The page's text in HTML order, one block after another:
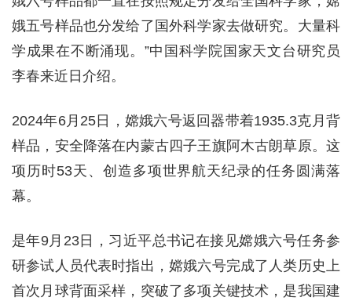
娥五号样品也分发给了国外科学家去做研究。大量科
学成果在不断涌现。”中国科学院国家天文台研究员
李春来近日介绍。
2024年6月25日，嫦娥六号返回器带着1935.3克月背
样品，安全降落在内蒙古四子王旗阿木古朗草原。这
项历时53天、创造多项世界航天纪录的任务圆满落
幕。
是年9月23日，习近平总书记在接见嫦娥六号任务参
研参试人员代表时指出，嫦娥六号完成了人类历史上
首次月球背面采样，突破了多项关键技术，是我国建